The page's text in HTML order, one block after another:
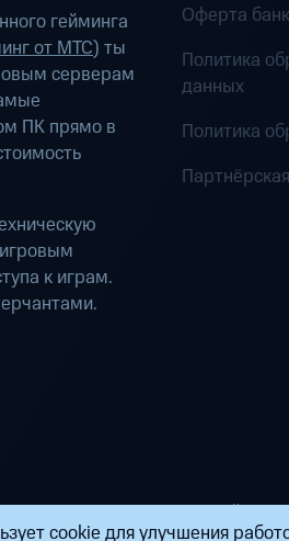
cookie для улучшения
гейминга
от МТС) ты
серверам
ПК прямо в
к играм.
Оферта
Политика
данных
Политика
вычислений».